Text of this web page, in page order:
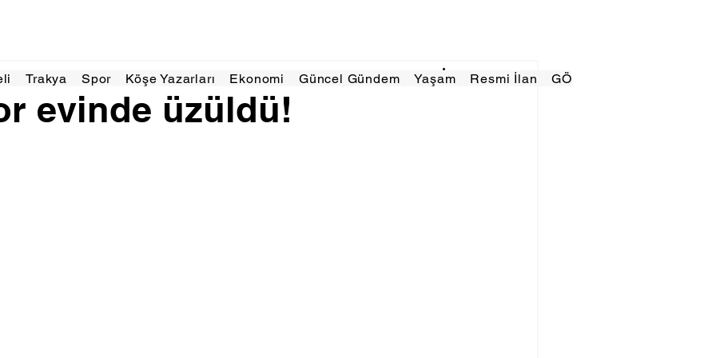
Trakya Spor Köşe Yazarları Ekonomi Güncel Gündem Yaşam Resmi İlan GÖRÜNÜMTV
evinde üzüldü!
okunur